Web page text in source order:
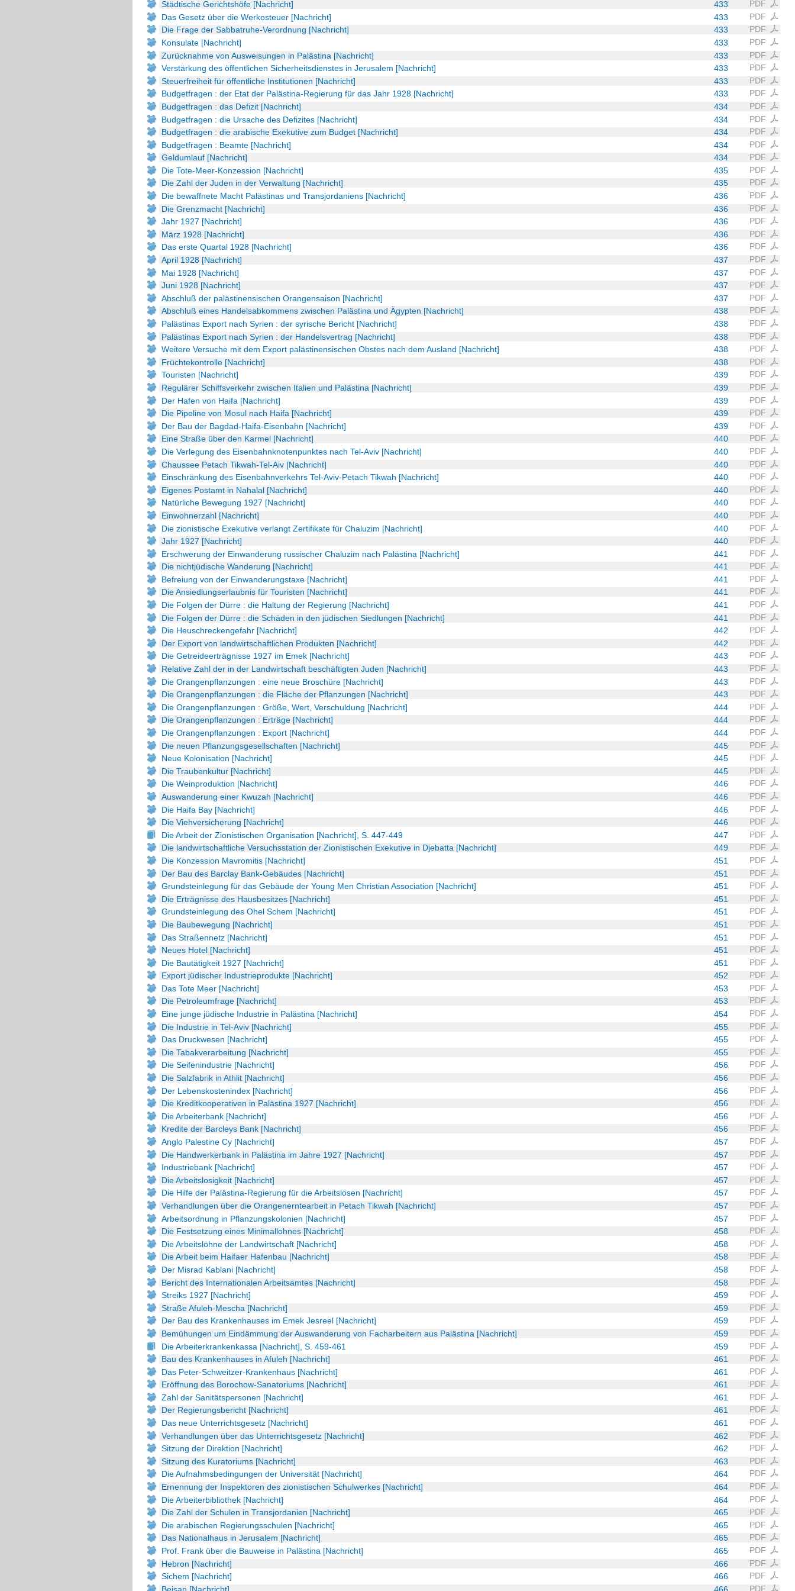
PDF
433
Städtische Gerichtshöfe [Nachricht]
PDF
433
Das Gesetz über die Werkosteuer [Nachricht]
PDF
433
Die Frage der Sabbatruhe-Verordnung [Nachricht]
PDF
433
Konsulate [Nachricht]
PDF
433
Zurücknahme von Ausweisungen in Palästina [Nachricht]
PDF
433
Verstärkung des öffentlichen Sicherheitsdienstes in Jerusalem [Nachricht]
PDF
433
Steuerfreiheit für öffentliche Institutionen [Nachricht]
PDF
433
Budgetfragen : der Etat der Palästina-Regierung für das Jahr 1928 [Nachricht]
PDF
434
Budgetfragen : das Defizit [Nachricht]
PDF
434
Budgetfragen : die Ursache des Defizites [Nachricht]
PDF
434
Budgetfragen : die arabische Exekutive zum Budget [Nachricht]
PDF
434
Budgetfragen : Beamte [Nachricht]
PDF
434
Geldumlauf [Nachricht]
PDF
435
Die Tote-Meer-Konzession [Nachricht]
PDF
435
Die Zahl der Juden in der Verwaltung [Nachricht]
PDF
436
Die bewaffnete Macht Palästinas und Transjordaniens [Nachricht]
PDF
436
Die Grenzmacht [Nachricht]
PDF
436
Jahr 1927 [Nachricht]
PDF
436
März 1928 [Nachricht]
PDF
436
Das erste Quartal 1928 [Nachricht]
PDF
437
April 1928 [Nachricht]
PDF
437
Mai 1928 [Nachricht]
PDF
437
Juni 1928 [Nachricht]
PDF
437
Abschluß der palästinensischen Orangensaison [Nachricht]
PDF
438
Abschluß eines Handelsabkommens zwischen Palästina und Ägypten [Nachricht]
PDF
438
Palästinas Export nach Syrien : der syrische Bericht [Nachricht]
PDF
438
Palästinas Export nach Syrien : der Handelsvertrag [Nachricht]
PDF
438
Weitere Versuche mit dem Export palästinensischen Obstes nach dem Ausland [Nachricht]
PDF
438
Früchtekontrolle [Nachricht]
PDF
439
Touristen [Nachricht]
PDF
439
Regulärer Schiffsverkehr zwischen Italien und Palästina [Nachricht]
PDF
439
Der Hafen von Haifa [Nachricht]
PDF
439
Die Pipeline von Mosul nach Haifa [Nachricht]
PDF
439
Der Bau der Bagdad-Haifa-Eisenbahn [Nachricht]
PDF
440
Eine Straße über den Karmel [Nachricht]
PDF
440
Die Verlegung des Eisenbahnknotenpunktes nach Tel-Aviv [Nachricht]
PDF
440
Chaussee Petach Tikwah-Tel-Aiv [Nachricht]
PDF
440
Einschränkung des Eisenbahnverkehrs Tel-Aviv-Petach Tikwah [Nachricht]
PDF
440
Eigenes Postamt in Nahalal [Nachricht]
PDF
440
Natürliche Bewegung 1927 [Nachricht]
PDF
440
Einwohnerzahl [Nachricht]
PDF
440
Die zionistische Exekutive verlangt Zertifikate für Chaluzim [Nachricht]
PDF
440
Jahr 1927 [Nachricht]
PDF
441
Erschwerung der Einwanderung russischer Chaluzim nach Palästina [Nachricht]
PDF
441
Die nichtjüdische Wanderung [Nachricht]
PDF
441
Befreiung von der Einwanderungstaxe [Nachricht]
PDF
441
Die Ansiedlungserlaubnis für Touristen [Nachricht]
PDF
441
Die Folgen der Dürre : die Haltung der Regierung [Nachricht]
PDF
441
Die Folgen der Dürre : die Schäden in den jüdischen Siedlungen [Nachricht]
PDF
442
Die Heuschreckengefahr [Nachricht]
PDF
442
Der Export von landwirtschaftlichen Produkten [Nachricht]
PDF
443
Die Getreideerträgnisse 1927 im Emek [Nachricht]
PDF
443
Relative Zahl der in der Landwirtschaft beschäftigten Juden [Nachricht]
PDF
443
Die Orangenpflanzungen : eine neue Broschüre [Nachricht]
PDF
443
Die Orangenpflanzungen : die Fläche der Pflanzungen [Nachricht]
PDF
444
Die Orangenpflanzungen : Größe, Wert, Verschuldung [Nachricht]
PDF
444
Die Orangenpflanzungen : Erträge [Nachricht]
PDF
444
Die Orangenpflanzungen : Export [Nachricht]
PDF
445
Die neuen Pflanzungsgesellschaften [Nachricht]
PDF
445
Neue Kolonisation [Nachricht]
PDF
445
Die Traubenkultur [Nachricht]
PDF
446
Die Weinproduktion [Nachricht]
PDF
446
Auswanderung einer Kwuzah [Nachricht]
PDF
446
Die Haifa Bay [Nachricht]
PDF
446
Die Viehversicherung [Nachricht]
PDF
447
Die Arbeit der Zionistischen Organisation [Nachricht], S. 447-449
PDF
449
Die landwirtschaftliche Versuchsstation der Zionistischen Exekutive in Djebatta [Nachricht]
PDF
451
Die Konzession Mavromitis [Nachricht]
PDF
451
Der Bau des Barclay Bank-Gebäudes [Nachricht]
PDF
451
Grundsteinlegung für das Gebäude der Young Men Christian Association [Nachricht]
PDF
451
Die Erträgnisse des Hausbesitzes [Nachricht]
PDF
451
Grundsteinlegung des Ohel Schem [Nachricht]
PDF
451
Die Baubewegung [Nachricht]
PDF
451
Das Straßennetz [Nachricht]
PDF
451
Neues Hotel [Nachricht]
PDF
451
Die Bautätigkeit 1927 [Nachricht]
PDF
452
Export jüdischer Industrieprodukte [Nachricht]
PDF
453
Das Tote Meer [Nachricht]
PDF
453
Die Petroleumfrage [Nachricht]
PDF
454
Eine junge jüdische Industrie in Palästina [Nachricht]
PDF
455
Die Industrie in Tel-Aviv [Nachricht]
PDF
455
Das Druckwesen [Nachricht]
PDF
455
Die Tabakverarbeitung [Nachricht]
PDF
456
Die Seifenindustrie [Nachricht]
PDF
456
Die Salzfabrik in Athlit [Nachricht]
PDF
456
Der Lebenskostenindex [Nachricht]
PDF
456
Die Kreditkooperativen in Palästina 1927 [Nachricht]
PDF
456
Die Arbeiterbank [Nachricht]
PDF
456
Kredite der Barcleys Bank [Nachricht]
PDF
457
Anglo Palestine Cy [Nachricht]
PDF
457
Die Handwerkerbank in Palästina im Jahre 1927 [Nachricht]
PDF
457
Industriebank [Nachricht]
PDF
457
Die Arbeitslosigkeit [Nachricht]
PDF
457
Die Hilfe der Palästina-Regierung für die Arbeitslosen [Nachricht]
PDF
457
Verhandlungen über die Orangenerntearbeit in Petach Tikwah [Nachricht]
PDF
457
Arbeitsordnung in Pflanzungskolonien [Nachricht]
PDF
458
Die Festsetzung eines Minimallohnes [Nachricht]
PDF
458
Die Arbeitslöhne der Landwirtschaft [Nachricht]
PDF
458
Die Arbeit beim Haifaer Hafenbau [Nachricht]
PDF
458
Der Misrad Kablani [Nachricht]
PDF
458
Bericht des Internationalen Arbeitsamtes [Nachricht]
PDF
459
Streiks 1927 [Nachricht]
PDF
459
Straße Afuleh-Mescha [Nachricht]
PDF
459
Der Bau des Krankenhauses im Emek Jesreel [Nachricht]
PDF
459
Bemühungen um Eindämmung der Auswanderung von Facharbeitern aus Palästina [Nachricht]
PDF
459
Die Arbeiterkrankenkassa [Nachricht], S. 459-461
PDF
461
Bau des Krankenhauses in Afuleh [Nachricht]
PDF
461
Das Peter-Schweitzer-Krankenhaus [Nachricht]
PDF
461
Eröffnung des Borochow-Sanatoriums [Nachricht]
PDF
461
Zahl der Sanitätspersonen [Nachricht]
PDF
461
Der Regierungsbericht [Nachricht]
PDF
461
Das neue Unterrichtsgesetz [Nachricht]
PDF
462
Verhandlungen über das Unterrichtsgesetz [Nachricht]
PDF
462
Sitzung der Direktion [Nachricht]
PDF
463
Sitzung des Kuratoriums [Nachricht]
PDF
464
Die Aufnahmsbedingungen der Universität [Nachricht]
PDF
464
Ernennung der Inspektoren des zionistischen Schulwerkes [Nachricht]
PDF
464
Die Arbeiterbibliothek [Nachricht]
PDF
465
Die Zahl der Schulen in Transjordanien [Nachricht]
PDF
465
Die arabischen Regierungsschulen [Nachricht]
PDF
465
Das Nationalhaus in Jerusalem [Nachricht]
PDF
465
Prof. Frank über die Bauweise in Palästina [Nachricht]
PDF
466
Hebron [Nachricht]
PDF
466
Sichem [Nachricht]
PDF
466
Beisan [Nachricht]